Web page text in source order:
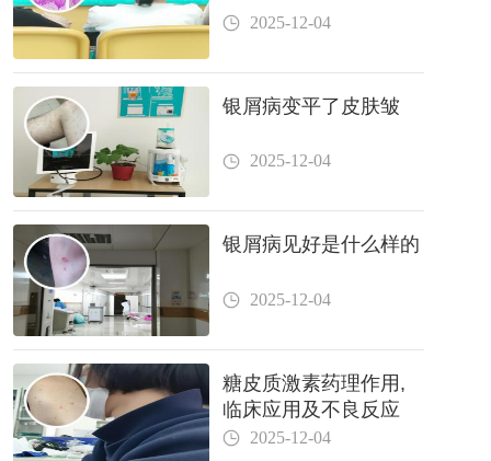
2025-12-04
银屑病变平了皮肤皱
2025-12-04
银屑病见好是什么样的
2025-12-04
糖皮质激素药理作用,
临床应用及不良反应
2025-12-04